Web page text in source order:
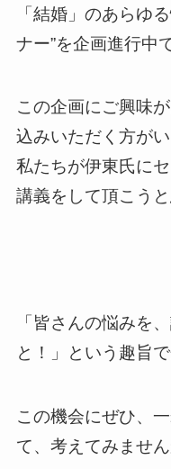
「結婚」のあらゆ
ナー”を企画進行中
この企画にご興味
込みいただく方がい
私たちが伊東氏に
講義をして頂こうと
「皆さんの悩みを
と！」という趣旨
この機会にぜひ、
て、考えてみません